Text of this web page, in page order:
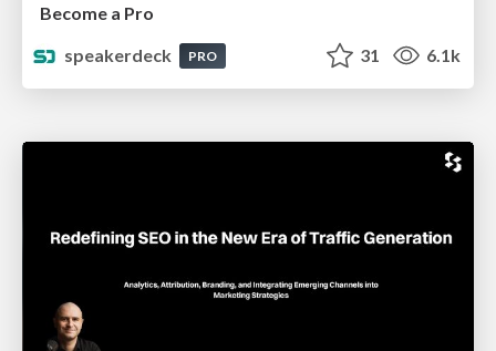
Become a Pro
speakerdeck
PRO 31 6.1k